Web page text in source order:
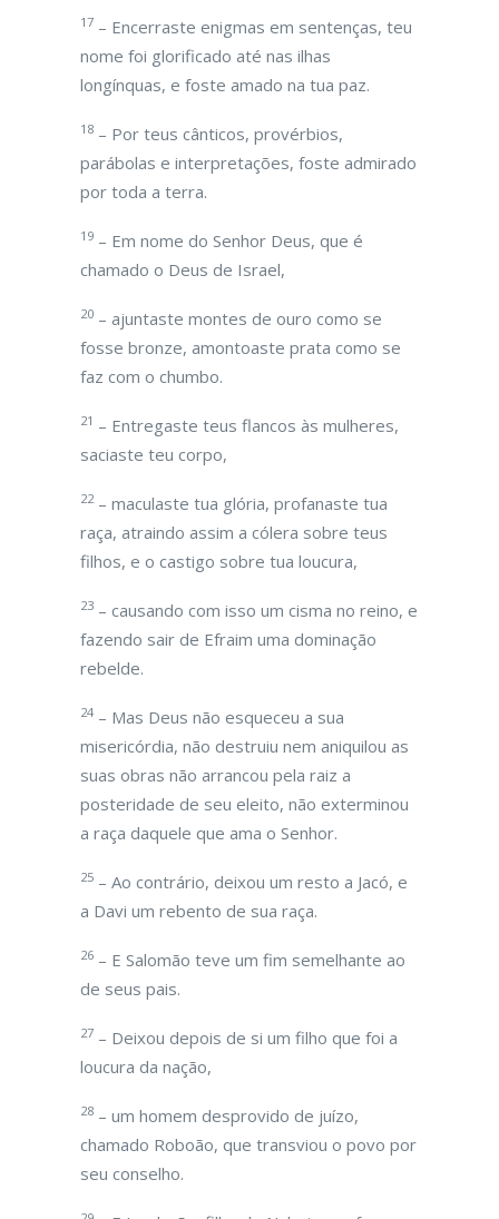
17 – Encerraste enigmas em sentenças, teu
nome foi glorificado até nas ilhas
longínquas, e foste amado na tua paz.
18 – Por teus cânticos, provérbios,
parábolas e interpretações, foste admirado
por toda a terra.
19 – Em nome do Senhor Deus, que é
chamado o Deus de Israel,
20 – ajuntaste montes de ouro como se
fosse bronze, amontoaste prata como se
faz com o chumbo.
21 – Entregaste teus flancos às mulheres,
saciaste teu corpo,
22– maculaste tua glória, profanaste tua
raça, atraindo assim a cólera sobre teus
filhos, e o castigo sobre tua loucura,
23 – causando com isso um cisma no reino, e
fazendo sair de Efraim uma dominação
rebelde.
24 – Mas Deus não esqueceu a sua
misericórdia, não destruiu nem aniquilou as
suas obras não arrancou pela raiz a
posteridade de seu eleito, não exterminou
a raça daquele que ama o Senhor.
25 – Ao contrário, deixou um resto a Jacó, e
a Davi um rebento de sua raça.
26 – E Salomão teve um fim semelhante ao
de seus pais.
27 – Deixou depois de si um filho que foi a
loucura da nação,
28 – um homem desprovido de juízo,
chamado Roboão, que transviou o povo por
seu conselho.